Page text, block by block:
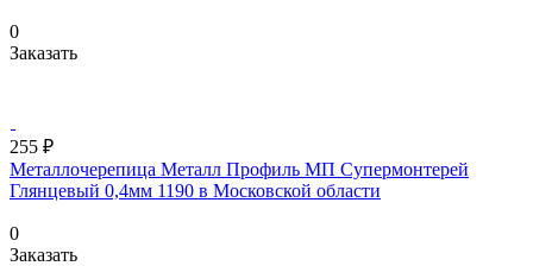
0
Заказать
255 ₽
Металлочерепица Металл Профиль МП Супермонтерей
Глянцевый 0,4мм 1190 в Московской области
0
Заказать